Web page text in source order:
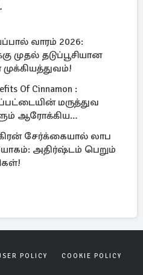
வாரம் 2026:
முதல் தடுப்பூசியான
Of Cinnamon :
மருத்துவ
ஆரோக்கிய
சேர்க்கையால் லாப
யோகம்: அதிர்ஷ்டம் பெறும்
POLICY COOKIE POLICY